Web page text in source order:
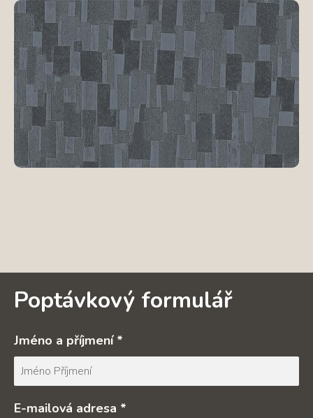
Poptávkový formulář
Jméno a příjmení *
E-mailová adresa *